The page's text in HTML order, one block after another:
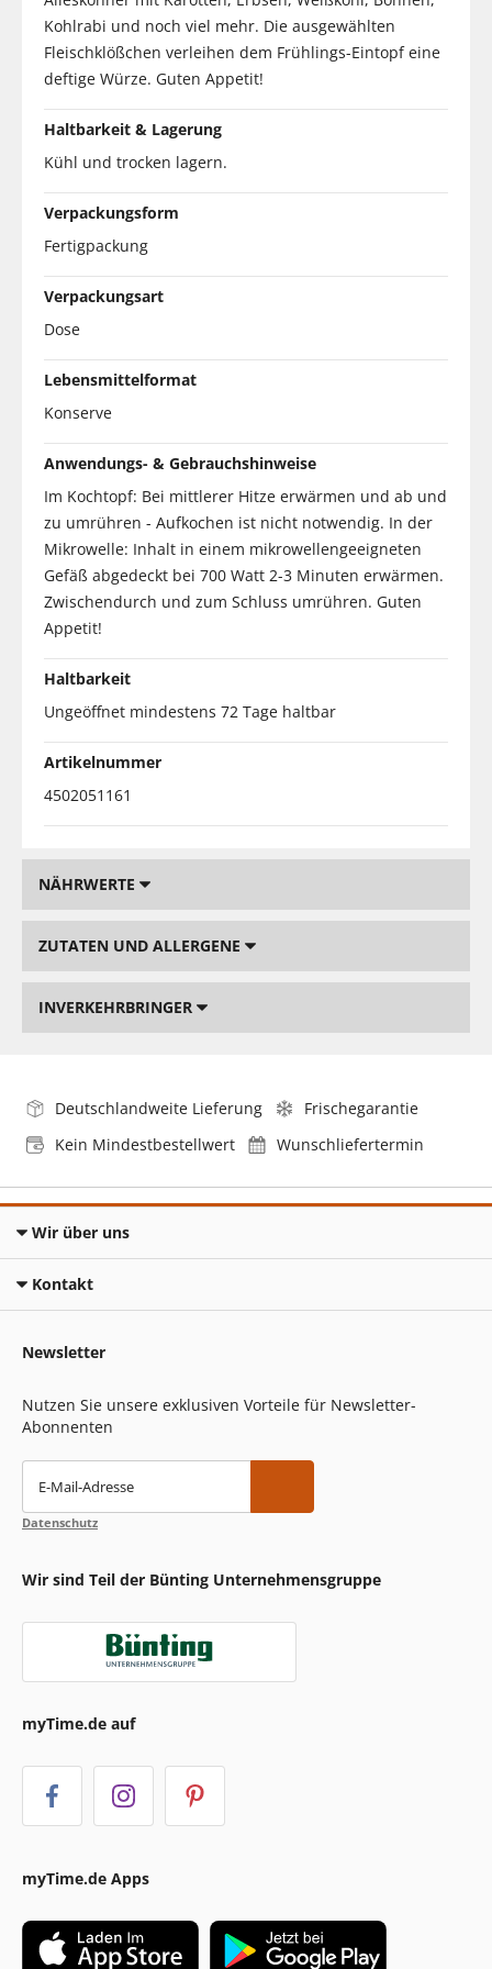
Kohlrabi und noch viel mehr. Die ausgewählten
Fleischklößchen verleihen dem Frühlings-Eintopf eine
deftige Würze. Guten Appetit!
Haltbarkeit & Lagerung
Kühl und trocken lagern.
Verpackungsform
Fertigpackung
Verpackungsart
Dose
Lebensmittelformat
Konserve
Anwendungs- & Gebrauchshinweise
Im Kochtopf: Bei mittlerer Hitze erwärmen und ab und
zu umrühren - Aufkochen ist nicht notwendig. In der
Mikrowelle: Inhalt in einem mikrowellengeeigneten
Gefäß abgedeckt bei 700 Watt 2-3 Minuten erwärmen.
Zwischendurch und zum Schluss umrühren. Guten
Appetit!
Haltbarkeit
Ungeöffnet mindestens 72 Tage haltbar
Artikelnummer
4502051161
NÄHRWERTE
ZUTATEN UND ALLERGENE
INVERKEHRBRINGER
Deutschlandweite Lieferung
Frischegarantie
Kein Mindestbestellwert
Wunschliefertermin
Wir über uns
Kontakt
Newsletter
Nutzen Sie unsere exklusiven Vorteile für Newsletter-
Abonnenten
E-Mail-Adresse
Datenschutz
Wir sind Teil der Bünting Unternehmensgruppe
myTime.de auf
myTime.de Apps